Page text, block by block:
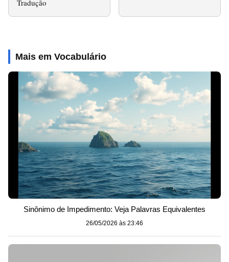
Tradução
Mais em Vocabulário
Sinônimo de Impedimento: Veja Palavras Equivalentes
26/05/2026 às 23:46